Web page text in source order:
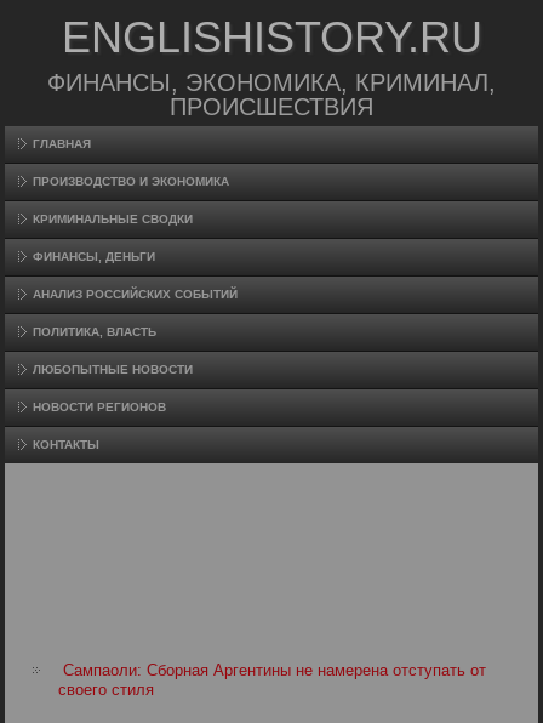
ENGLISHISTORY.RU
ФИНАНСЫ, ЭКОНОМИКА, КРИМИНАЛ,
ПРОИСШЕСТВИЯ
ГЛАВНАЯ
ПРОИЗВΟДСТВО И ЭКОНОМИКА
КРИМИНАЛЬНЫЕ СВОДКИ
ФИНАНСЫ, ДЕНЬГИ
АНАЛИЗ РОССИЙСКИХ СОБЫТИЙ
ПОЛИТИКА, ВЛАСТЬ
ЛЮБОПЫТНЫЕ НОВОСТИ
НОВОСТИ РЕГИОНОВ
КОНТАКТЫ
Сампаоли: Сборная Аргентины не намерена отступать от
своего стиля